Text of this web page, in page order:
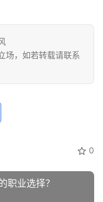
场，如若转载请联系
0
职业选择？